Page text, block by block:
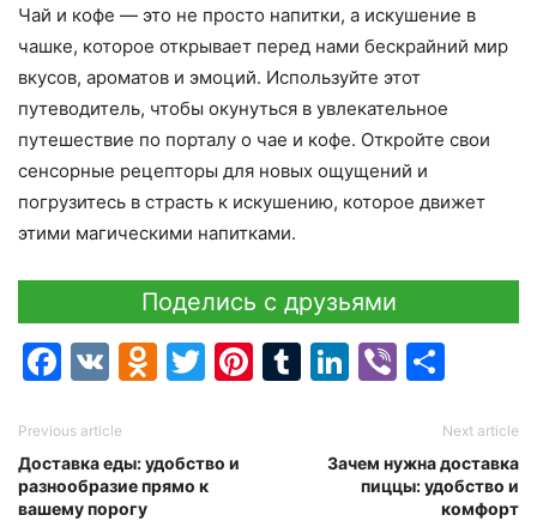
Чай и кофе — это не просто напитки, а искушение в
чашке, которое открывает перед нами бескрайний мир
вкусов, ароматов и эмоций. Используйте этот
путеводитель, чтобы окунуться в увлекательное
путешествие по порталу о чае и кофе. Откройте свои
сенсорные рецепторы для новых ощущений и
погрузитесь в страсть к искушению, которое движет
этими магическими напитками.
Поделись с друзьями
Facebook
VK Odnoklassniki
Twitter
Pinterest
Tumblr
LinkedIn
Viber
Previous article
Доставка еды: удобство и
разнообразие прямо к
вашему порогу
Next article
Зачем нужна доставка
пиццы: удобство и
комфорт